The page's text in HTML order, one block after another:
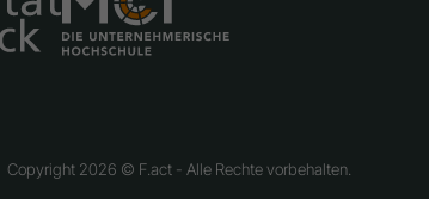
Copyright 2026 © F.act - Alle Rechte vorbehalten.